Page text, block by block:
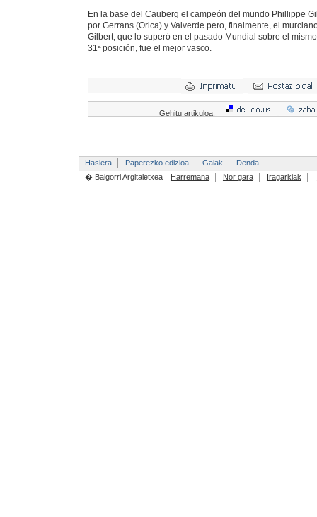
En la base del Cauberg el campeón del mundo Phillippe
por Gerrans (Orica) y Valverde pero, finalmente, el
Gilbert, que lo superó en el pasado Mundial sobre el
31ª posición, fue el mejor vasco.
Gehitu artikuloa:
Hasiera Paperezko edizioa Gaiak
Denda
� Baigorri Argitaletxea
Harremana Nor gara Iragarkiak